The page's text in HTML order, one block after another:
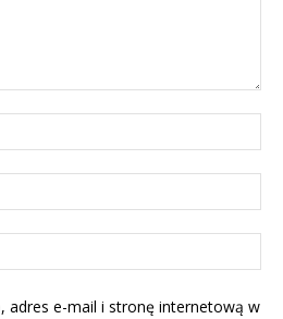
adres e-mail i stronę internetową w